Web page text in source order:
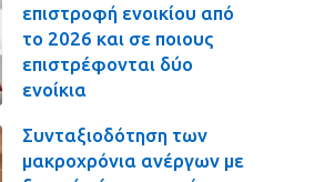
επιστροφή ενοικίου από
το 2026 και σε ποιους
επιστρέφονται δύο
ενοίκια
Συνταξιοδότηση των
μακροχρόνια ανέργων με